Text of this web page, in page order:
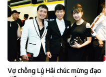
Vợ chồng Lý Hải chúc mừng đạo